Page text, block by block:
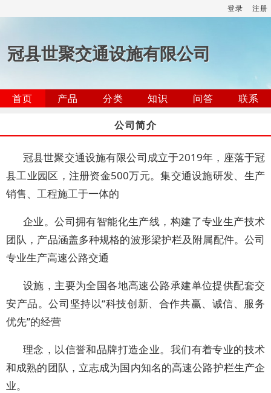
登录 注册
冠县世聚交通设施有限公司
首页 产品 分类 知识 问答
联系
公司简介
冠县世聚交通设施有限公司成立于2019年，座落于冠
县工业园区，注册资金500万元。集交通设施研发、生产
销售、工程施工于一体的
企业。公司拥有智能化生产线，构建了专业生产技术
团队，产品涵盖多种规格的波形梁护栏及附属配件。公司
专业生产高速公路交通
设施，主要为全国各地高速公路承建单位提供配套交
安产品。公司坚持以“科技创新、合作共赢、诚信、服务
优先”的经营
理念，以信誉和品牌打造企业。我们有着专业的技术
和成熟的团队，立志成为国内知名的高速公路护栏生产企
业。